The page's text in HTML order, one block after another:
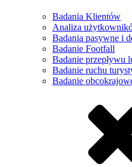
Badania Klientów
Analiza
Badania pasywne i
Badanie Footfall
Badanie przepływu
Badanie ruchu
Badanie